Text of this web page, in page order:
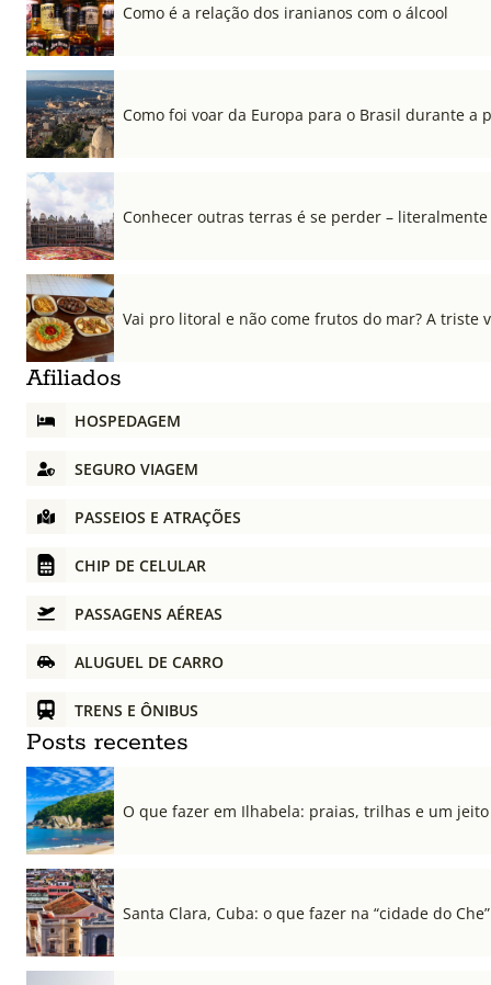
Como é a relação dos iranianos com o álcool
Como foi voar da Europa para o Brasil durante a
Conhecer outras terras é se perder – literalmente
Vai pro litoral e não come frutos do mar? A triste
Afiliados
HOSPEDAGEM
SEGURO VIAGEM
PASSEIOS E ATRAÇÕES
CHIP DE CELULAR
PASSAGENS AÉREAS
ALUGUEL DE CARRO
TRENS E ÔNIBUS
Posts recentes
O que fazer em Ilhabela: praias, trilhas e um
Santa Clara, Cuba: o que fazer na “cidade do Che”